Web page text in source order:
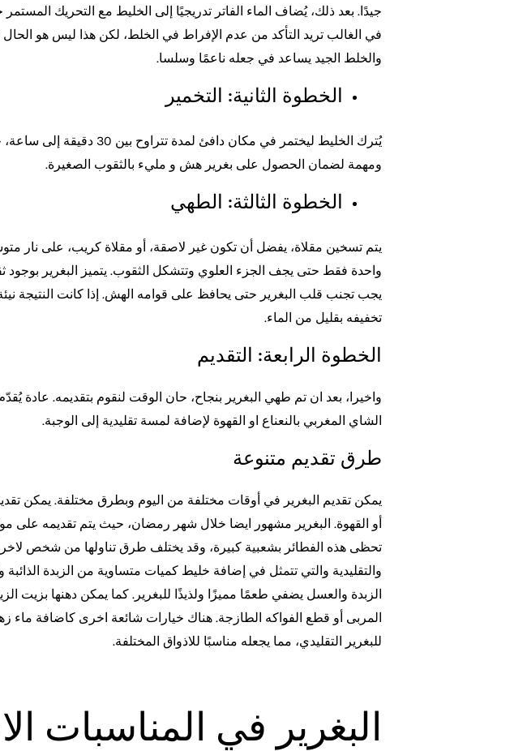
جيدًا. بعد ذلك، يُضاف الماء الفاتر تدريجيًا إلى الخليط مع التحريك
في الغالب تريد التأكد من عدم الإفراط في الخلط، لكن هذا ليس هو
والخلط الجيد يساعد في جعله ناعمًا وسلسا.
الخطوة الثانية: التخمير
يُترك الخليط ليختمر في
ومهمة لضمان الحصول على بغرير هش و مليء بالثقوب الصغيرة.
الخطوة الثالثة: الطهي
يتم تسخين مقلاة، يفضل أن تكون غير لاصقة، أو مقلاة كريب، على نار
واحدة فقط حتى يجف الجزء العلوي وتتشكل الثقوب. يتميز البغرير
يجب تجنب قلب البغرير حتى يحافظ على قوامه الهش. إذا كانت النتيجة
تخفيفه بقليل من الماء.
الخطوة الرابعة: التقديم
واخيرا، بعد ان تم طهي البغرير بنجاح، حان الوقت لنقوم بتقديمه. عادة
الشاي المغربي بالنعناع او القهوة لإضافة لمسة تقليدية إلى الوجبة.
طرق تقديم متنوعة
يمكن تقديم البغرير في أوقات مختلفة من اليوم وبطرق مختلفة. يمكن
أو القهوة. البغرير مشهور ايضا خلال شهر رمضان، حيث يتم تقديمه على
تحظى هذه الفطائر بشعبية كبيرة، وقد يختلف طرق تناولها من شخص لاخر
والتقليدية والتي تتمثل في إضافة خليط كميات متساوية من الزبدة
الزبدة والعسل يضفي طعمًا مميزًا ولذيذًا للبغرير. كما يمكن دهنها بزيت
المربى أو قطع الفواكه الطازجة. هناك خيارات شائعة اخرى كاضافة ماء
للبغرير التقليدي، مما يجعله مناسبًا للاذواق المختلفة.
البغرير في المناسبات